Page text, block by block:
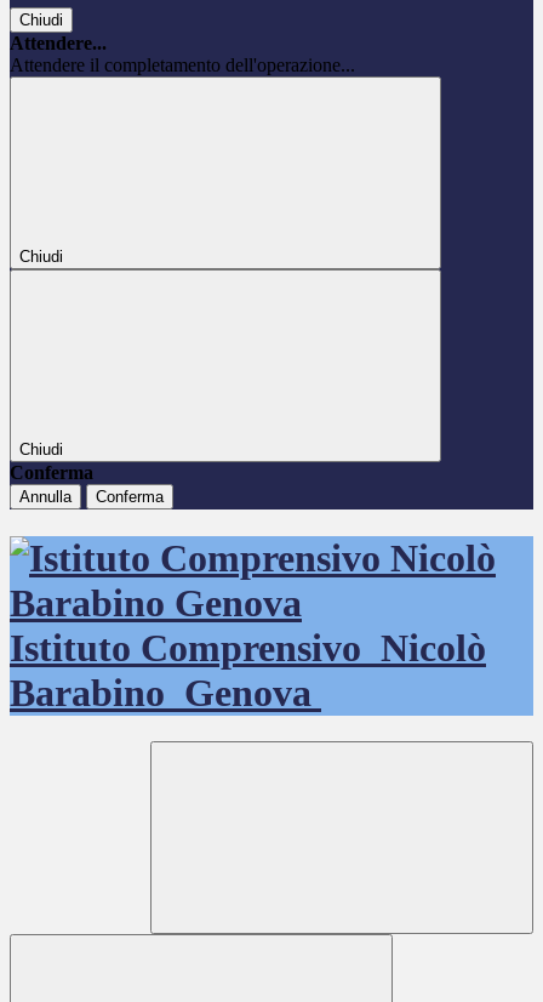
Chiudi
Attendere...
Attendere il completamento dell'operazione...
Chiudi
Chiudi
Conferma
Annulla Conferma
Istituto Comprensivo Nicolò
Barabino Genova